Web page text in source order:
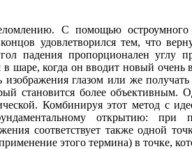
С помощью остроумного
удовлетворился тем, что
падения пропорционален углу
шаре, когда он вводит новый
глазом или же
становится более объективным.
Комбинируя этот метод с
открытию: при
соответствует также одной
этого термина) в точке,